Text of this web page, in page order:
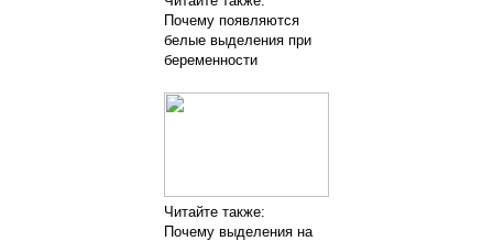
Почему появляются
белые выделения при
беременности
Читайте также:
Почему выделения на